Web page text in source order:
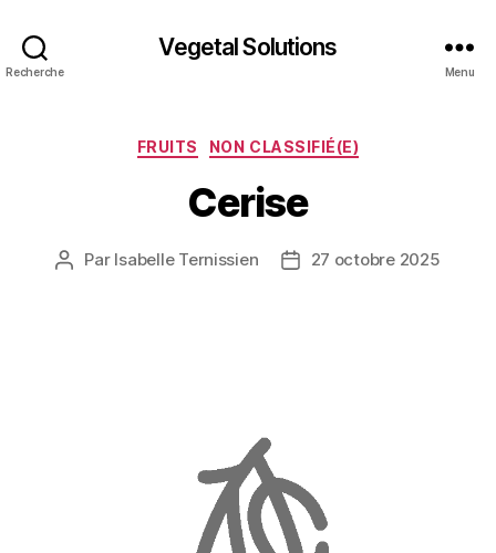
Recherche
Vegetal Solutions
Menu
Catégories
FRUITS NON CLASSIFIÉ(E)
Cerise
Auteur
Par Isabelle Ternissien
Date27 octobre 2025